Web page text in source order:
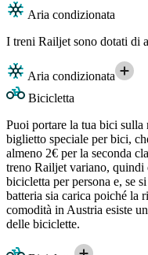
Aria condizionata
I treni Railjet sono dotati di
Aria condizionata
Bicicletta
Puoi portare la tua bici
biglietto speciale per bici,
almeno 2€ per la seconda
treno Railjet variano,
bicicletta per persona e, se
batteria sia carica poiché la
comodità in Austria esiste
delle biciclette.